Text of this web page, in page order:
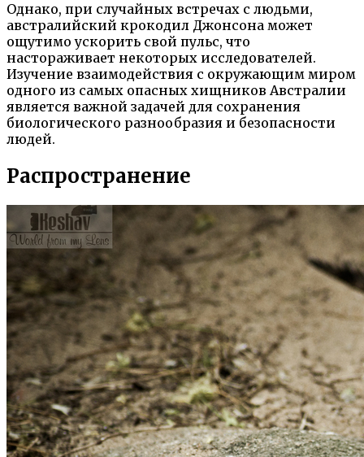
Однако, при случайных встречах с людьми,
австралийский крокодил Джонсона может
ощутимо ускорить свой пульс, что
настораживает некоторых исследователей.
Изучение взаимодействия с окружающим миром
одного из самых опасных хищников Австралии
является важной задачей для сохранения
биологического разнообразия и безопасности
людей.
Распространение